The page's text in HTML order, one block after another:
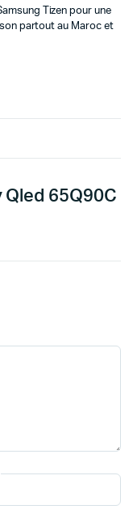
Tizen pour une
partout au Maroc et
Qled 65Q90C